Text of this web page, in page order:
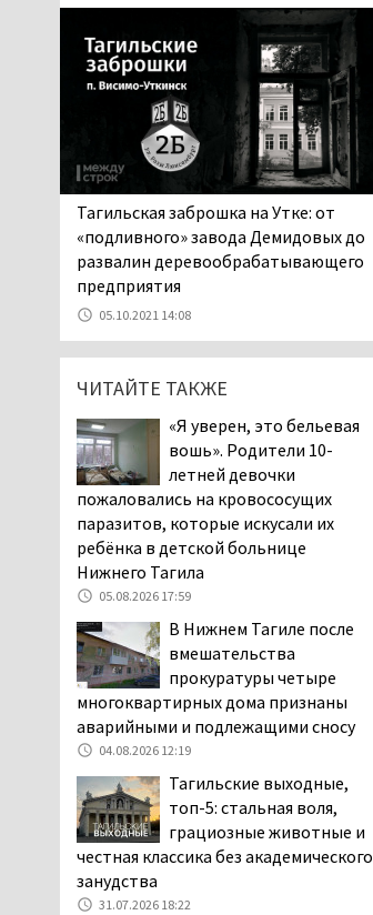
пожаловались на кровососущих
паразитов, которые искусали их
ребёнка в детской больнице
Нижнего Тагила
05.08.2026 17:59
Директора уральского
предприятия по
производству дронов
«Упырь» подорвали в автомобиле
под Екатеринбургом
05.08.2026 17:05
Эксперты назвали
рыбы в Свердловской
области
Осуждённый за убийство
тагильского хоккеиста
Александра Чумарина
Самат Хазипов в очередной раз
попал на скамью подсудимых
05.08.2026 15:28
Уральского депутата
назвавшего незамужних
женщин неполноценными людьми, а
неженатых мужчин — инвалидами,
проверит прокуратура (ВИДЕО)
05.08.2026 14:40
Свердловской области с
начала купального сезона
погиб 21 человек
05.08.2026 14:05
Нижний Тагил на три дня
Тагильская заброшка на Утке: от
«подливного» завода Демидовых до
развалин деревообрабатывающего
предприятия
05.10.2021 14:08
ЧИТАЙТЕ ТАКЖЕ
«Я уверен, это бельевая
вошь». Родители 10-
летней девочки
пожаловались на кровососущих
паразитов, которые искусали их
ребёнка в детской больнице
Нижнего Тагила
05.08.2026 17:59
В Нижнем Тагиле после
вмешательства
прокуратуры четыре
многоквартирных дома признаны
аварийными и подлежащими сносу
04.08.2026 12:19
Тагильские выходные,
топ-5: стальная воля,
грациозные животные и
честная классика без академического
занудства
31.07.2026 18:22